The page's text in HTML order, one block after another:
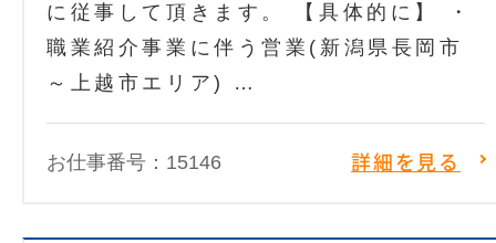
に従事して頂きます。 【具体的に】 ・
職業紹介事業に伴う営業(新潟県長岡市
～上越市エリア) …
お仕事番号：15146 詳細を見る